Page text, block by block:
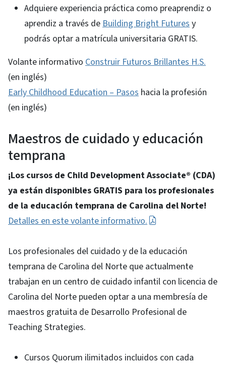
Adquiere experiencia práctica como preaprendiz o
aprendiz a través de Building Bright Futures y
podrás optar a matrícula universitaria GRATIS.
Volante informativo Construir Futuros Brillantes H.S.
(en inglés)
Early Childhood Education – Pasos hacia la profesión
(en inglés)
Maestros de cuidado y educación
temprana
¡Los cursos de Child Development Associate® (CDA)
ya están disponibles GRATIS para los profesionales
de la educación temprana de Carolina del Norte!
Detalles en este volante informativo.
Los profesionales del cuidado y de la educación
temprana de Carolina del Norte que actualmente
trabajan en un centro de cuidado infantil con licencia de
Carolina del Norte pueden optar a una membresía de
maestros gratuita de Desarrollo Profesional de
Teaching Strategies.
Cursos Quorum ilimitados incluidos con cada